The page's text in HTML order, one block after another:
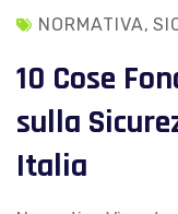
NORMATIVA,
10 Cose
sulla
Italia